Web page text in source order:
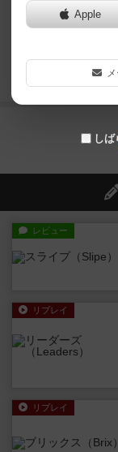
瞑った
す。
５色
ばなり
レビュー
リプレイ
リプレイ
Apple
し